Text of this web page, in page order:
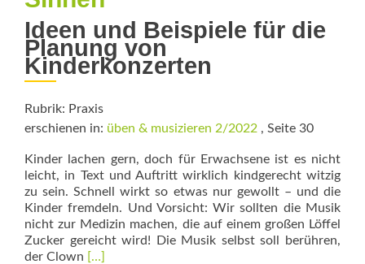
Ideen und Beispiele für die
Planung von
Kinderkonzerten
Rubrik: Praxis
erschienen in: üben & musizieren 2/2022 , Seite 30
Kinder lachen gern, doch für Erwachsene ist es nicht
leicht, in Text und Auftritt wirklich kindgerecht witzig
zu sein. Schnell wirkt so etwas nur gewollt – und die
Kinder fremdeln. Und Vorsicht: Wir sollten die Musik
nicht zur Medizin machen, die auf einem großen Löffel
Zucker gereicht wird! Die Musik selbst soll berühren,
der Clown Read
[…]